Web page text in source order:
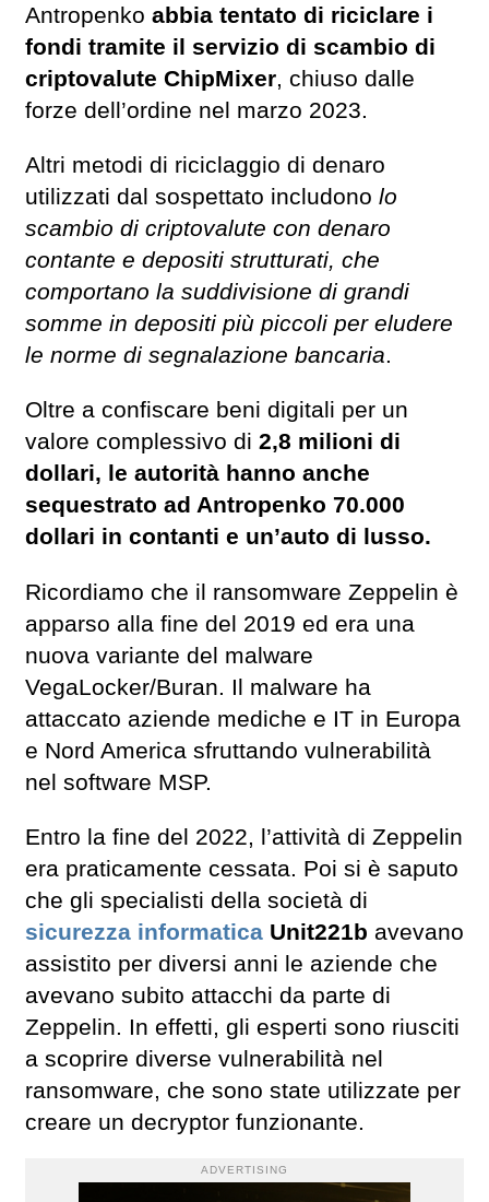
Antropenko abbia tentato di riciclare i
fondi tramite il servizio di scambio di
criptovalute ChipMixer, chiuso dalle
forze dell’ordine nel marzo 2023.
Altri metodi di riciclaggio di denaro
utilizzati dal sospettato includono lo
scambio di criptovalute con denaro
contante e depositi strutturati, che
comportano la suddivisione di grandi
somme in depositi più piccoli per eludere
le norme di segnalazione bancaria.
Oltre a confiscare beni digitali per un
valore complessivo di 2,8 milioni di
dollari, le autorità hanno anche
sequestrato ad Antropenko 70.000
dollari in contanti e un’auto di lusso.
Ricordiamo che il ransomware Zeppelin è
apparso alla fine del 2019 ed era una
nuova variante del malware
VegaLocker/Buran. Il malware ha
attaccato aziende mediche e IT in Europa
e Nord America sfruttando vulnerabilità
nel software MSP.
Entro la fine del 2022, l’attività di Zeppelin
era praticamente cessata. Poi si è saputo
che gli specialisti della società di
sicurezza informatica Unit221b avevano
assistito per diversi anni le aziende che
avevano subito attacchi da parte di
Zeppelin. In effetti, gli esperti sono riusciti
a scoprire diverse vulnerabilità nel
ransomware, che sono state utilizzate per
creare un decryptor funzionante.
ADVERTISING